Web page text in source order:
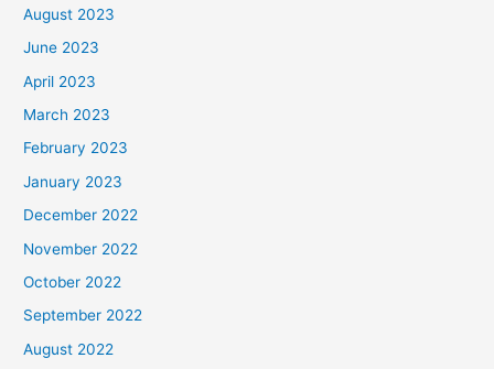
August 2023
June 2023
April 2023
March 2023
February 2023
January 2023
December 2022
November 2022
October 2022
September 2022
August 2022